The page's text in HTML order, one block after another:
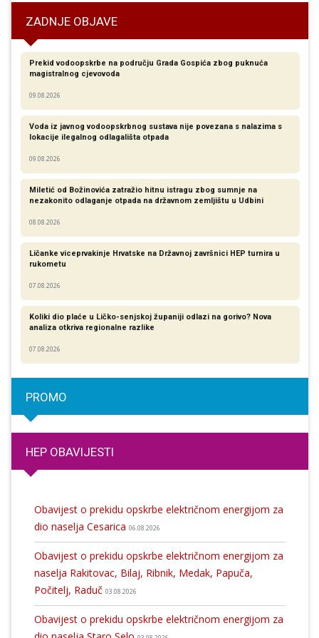
ZADNJE OBJAVE
Prekid vodoopskrbe na području Grada Gospića zbog puknuća
magistralnog cjevovoda
09.08.2026
Voda iz javnog vodoopskrbnog sustava nije povezana s nalazima s
lokacije ilegalnog odlagališta otpada
09.08.2026
Miletić od Božinovića zatražio hitnu istragu zbog sumnje na
nezakonito odlaganje otpada na državnom zemljištu u Udbini
08.08.2026
Ličanke viceprvakinje Hrvatske na Državnoj završnici HEP turnira u
rukometu
07.08.2026
Koliki dio plaće u Ličko-senjskoj županiji odlazi na gorivo? Nova
analiza otkriva regionalne razlike​
07.08.2026
PROMO
HEP OBAVIJESTI
Obavijest o prekidu opskrbe električnom energijom za
dio naselja Cesarica 06.08.2026
Obavijest o prekidu opskrbe električnom energijom za
naselja Rakitovac, Bilaj, Ribnik, Medak, Papuča,
Počitelj, Raduč 03.08.2026
Obavijest o prekidu opskrbe električnom energijom za